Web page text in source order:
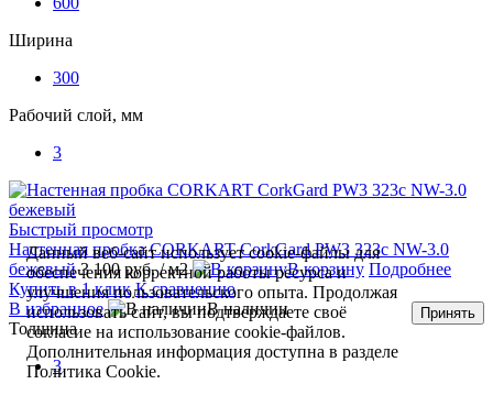
Ширина
300
Рабочий слой, мм
3
Быстрый просмотр
Настенная пробка CORKART СorkGard PW3 323c NW-3.0
бежевый 3 100 руб./ м2 В корзину Подробнее
Купить в 1 клик К сравнению
В избранное
В наличии
Толщина
3
Данный веб-сайт использует cookie-файлы для
обеспечения корректной работы ресурса и
улучшения пользовательского опыта. Продолжая
использовать сайт, вы подтверждаете своё
согласие на использование cookie-файлов.
Дополнительная информация доступна в разделе
Политика Cookie.
Принять